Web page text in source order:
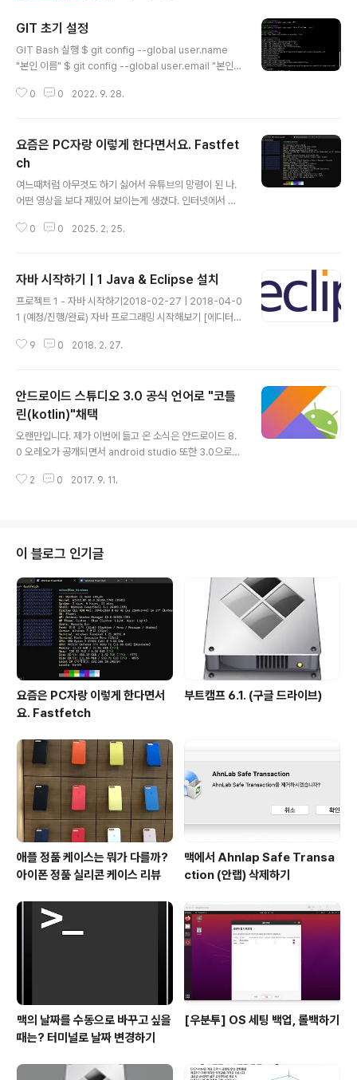
GIT 초기 설정
GIT Bash 실행 $ git config --global user.name
"본인 이름" $ git config --global user.email "본인
git config --list
0 0 2022. 9. 28.
요즘은 PC자랑 이렇게 한다면서요. Fastfet
ch
여느때처럼 아무것도 하기 싫어서 유튜브의 망령이 된 나.
어떤 영상을 보다 재밌어 보이는게 생겼다. 인터넷에서 가
잖아? 바로 해봤다. 설치방법WindowsWinget install f
sudo apt updatesudo apt install fastfetch#실행fa
stfetchMacbrew install fastfetch #실행fastfetchQ
& A1. 맥 유저인데 brew가 안돼요ㄴ 설치를 안해서 그렇
Manager for ..
0 0 2025. 2. 25.
자바 시작하기 | 1 Java & Eclipse 설치
프로젝트 1 - 자바 시작하기2018-02-27 | 2018-04-0
1 (예정/진행/완료) 자바 프로그래밍 시작해보기 [에디터:
합니다.어제 예고했던 것처럼 기초부터 차근차근 들어가보
amming)으로서 Object(객체)라는 것을 각자 하나씩 보
아 한 개체에서 다른 개체에게, 혹은 자신 내부에게 상호작
용하며 결과를 도출할 수 있는 복잡하면서 확실한 프로그
래밍 언어입니다. Java에는 종류가 네 가지가 있습니다. J
ava SE(Standard Edition, J2SE): 대부분의 사람들이
가장 많이 접하는 표준 자바 에디션. ..
9 0 2018. 2. 27.
안드로이드 스튜디오 3.0 공식 언어로 "코틀
린(kotlin)"채택
오랜만입니다. 제가 이번에 들고 온 소식은 안드로이드 8.
0 오레오가 공개되면서 android studio 또한 3.0으로
추가되었습니다.코틀린은 자바를 기반으로 두었지만 매우
코틀린을 사용해보려고 하는데요. 그 전에 우선 제가 공부
를 해야 하기 때문에.. 고생좀 해야 할 것 같습니다. 여튼 다
른 언어들과 달리 자바와의 호환이 뛰어난 만큼, c/c++/c
#보다 대중적인 언어가 되었으면 좋겠네요 ㅎㅎ 오피셜 영
상으로 마무리.
2 0 2017. 9. 11.
이 블로그 인기글
요즘은 PC자랑 이렇게 한다면서
요. Fastfetch
부트캠프 6.1. (구글 드라이브)
애플 정품 케이스는 뭐가 다를까?
아이폰 정품 실리콘 케이스 리뷰
맥에서 Ahnlap Safe Transa
ction (안랩) 삭제하기
맥의 날짜를 수동으로 바꾸고 싶을
때는? 터미널로 날짜 변경하기
[우분투] OS 세팅 백업, 롤백하기